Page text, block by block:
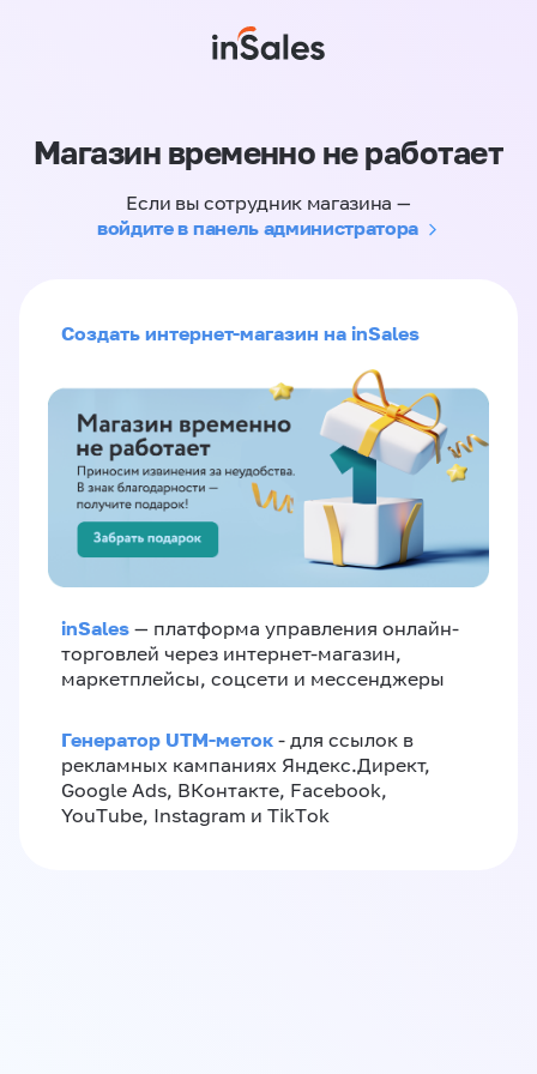
Магазин временно не работает
Если вы сотрудник магазина —
войдите в панель администратора
Создать интернет-магазин на inSales
inSales — платформа управления онлайн-
торговлей через интернет-магазин,
маркетплейсы, соцсети и мессенджеры
Генератор UTM-меток - для ссылок в
рекламных кампаниях Яндекс.Директ,
Google Ads, ВКонтакте, Facebook,
YouTube, Instagram и TikTok